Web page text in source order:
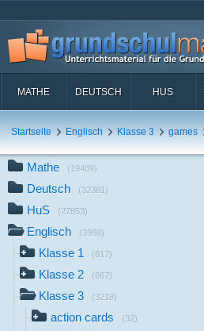
MATHE DEUTSCH HUS
Startseite Englisch Klasse 3 games
Mathe (19489)
Deutsch (32381)
HuS (27853)
Englisch (3988)
Klasse 1 (817)
Klasse 2 (667)
Klasse 3 (3218)
action cards (32)